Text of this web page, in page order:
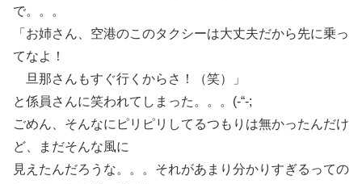
で。。。
「お姉さん、空港のこのタクシーは大丈夫だから先に乗っ
てなよ！
旦那さんもすぐ行くからさ！（笑）」
と係員さんに笑われてしまった。。。(-“-;
ごめん、そんなにピリピリしてるつもりは無かったんだけ
ど、まだそんな風に
見えたんだろうな。。。それがあまり分かりすぎるっての